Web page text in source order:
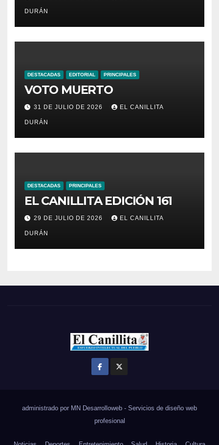
DURÁN
DESTACADAS EDITORIAL PRINCIPALES
VOTO MUERTO
31 DE JULIO DE 2026 EL CANILLITA
DURÁN
DESTACADAS PRINCIPALES
EL CANILLITA EDICIÓN 161
29 DE JULIO DE 2026 EL CANILLITA
DURÁN
administrado por MN Desarrolloweb - Servicios de diseño web
profesional